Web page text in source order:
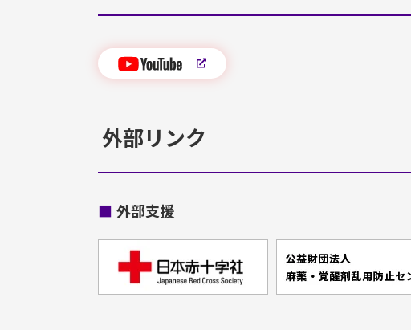
外部リンク
■ 外部支援